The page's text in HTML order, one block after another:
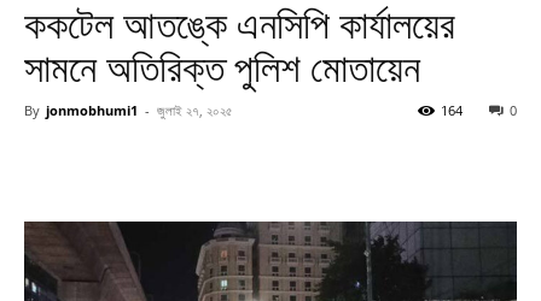
ককটেল আতঙ্কে এনসিপি কার্যালয়ের
সামনে অতিরিক্ত পুলিশ মোতায়েন
By jonmobhumi1 - জুলাই ২৭, ২০২৫ 0
164